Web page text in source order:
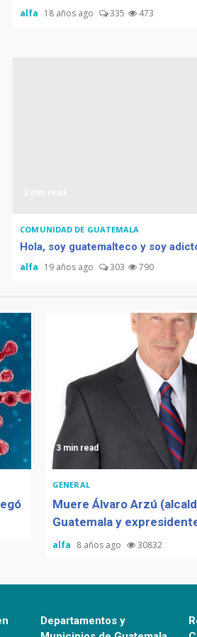
alfa 18 años ago 335 473
COMUNIDAD DE GUATEMALA
Hola, soy guatemalteco y soy
alfa 19 años ago 303 790
3 min read
GENERAL
Muere Álvaro Arzú
Guatemala y
alfa 8 años ago 30832
Departamentos y